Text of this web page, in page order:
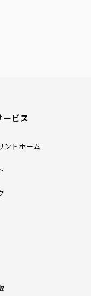
ービス
ントホーム